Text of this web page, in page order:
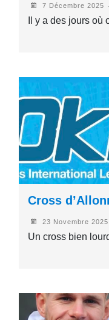
7 Décembre 2025
Il y a des jours où
Cross
23 Novembre 2025
Un cross bien